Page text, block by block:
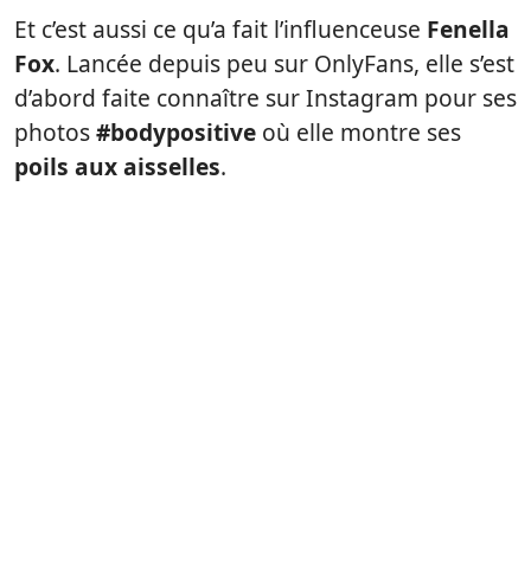
Et c’est aussi ce qu’a fait l’influenceuse Fenella
Fox. Lancée depuis peu sur OnlyFans, elle s’est
d’abord faite connaître sur Instagram pour ses
photos#bodypositive où elle montre ses
poils aux aisselles.